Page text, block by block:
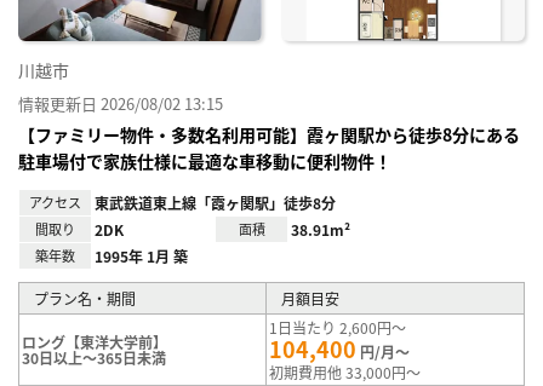
川越市
情報更新日 2026/08/02 13:15
【ファミリー物件・多数名利用可能】霞ヶ関駅から徒歩8分にある
駐車場付で家族仕様に最適な車移動に便利物件！
アクセス 東武鉄道東上線「霞ヶ関駅」徒歩8分
間取り 2DK 面積 38.91m²
築年数 1995年 1月 築
プラン名・期間 月額目安
ロング【東洋大学前】
30日以上～365日未満
1日当たり 2,600円～
104,400 円/月～
初期費用他 33,000円～